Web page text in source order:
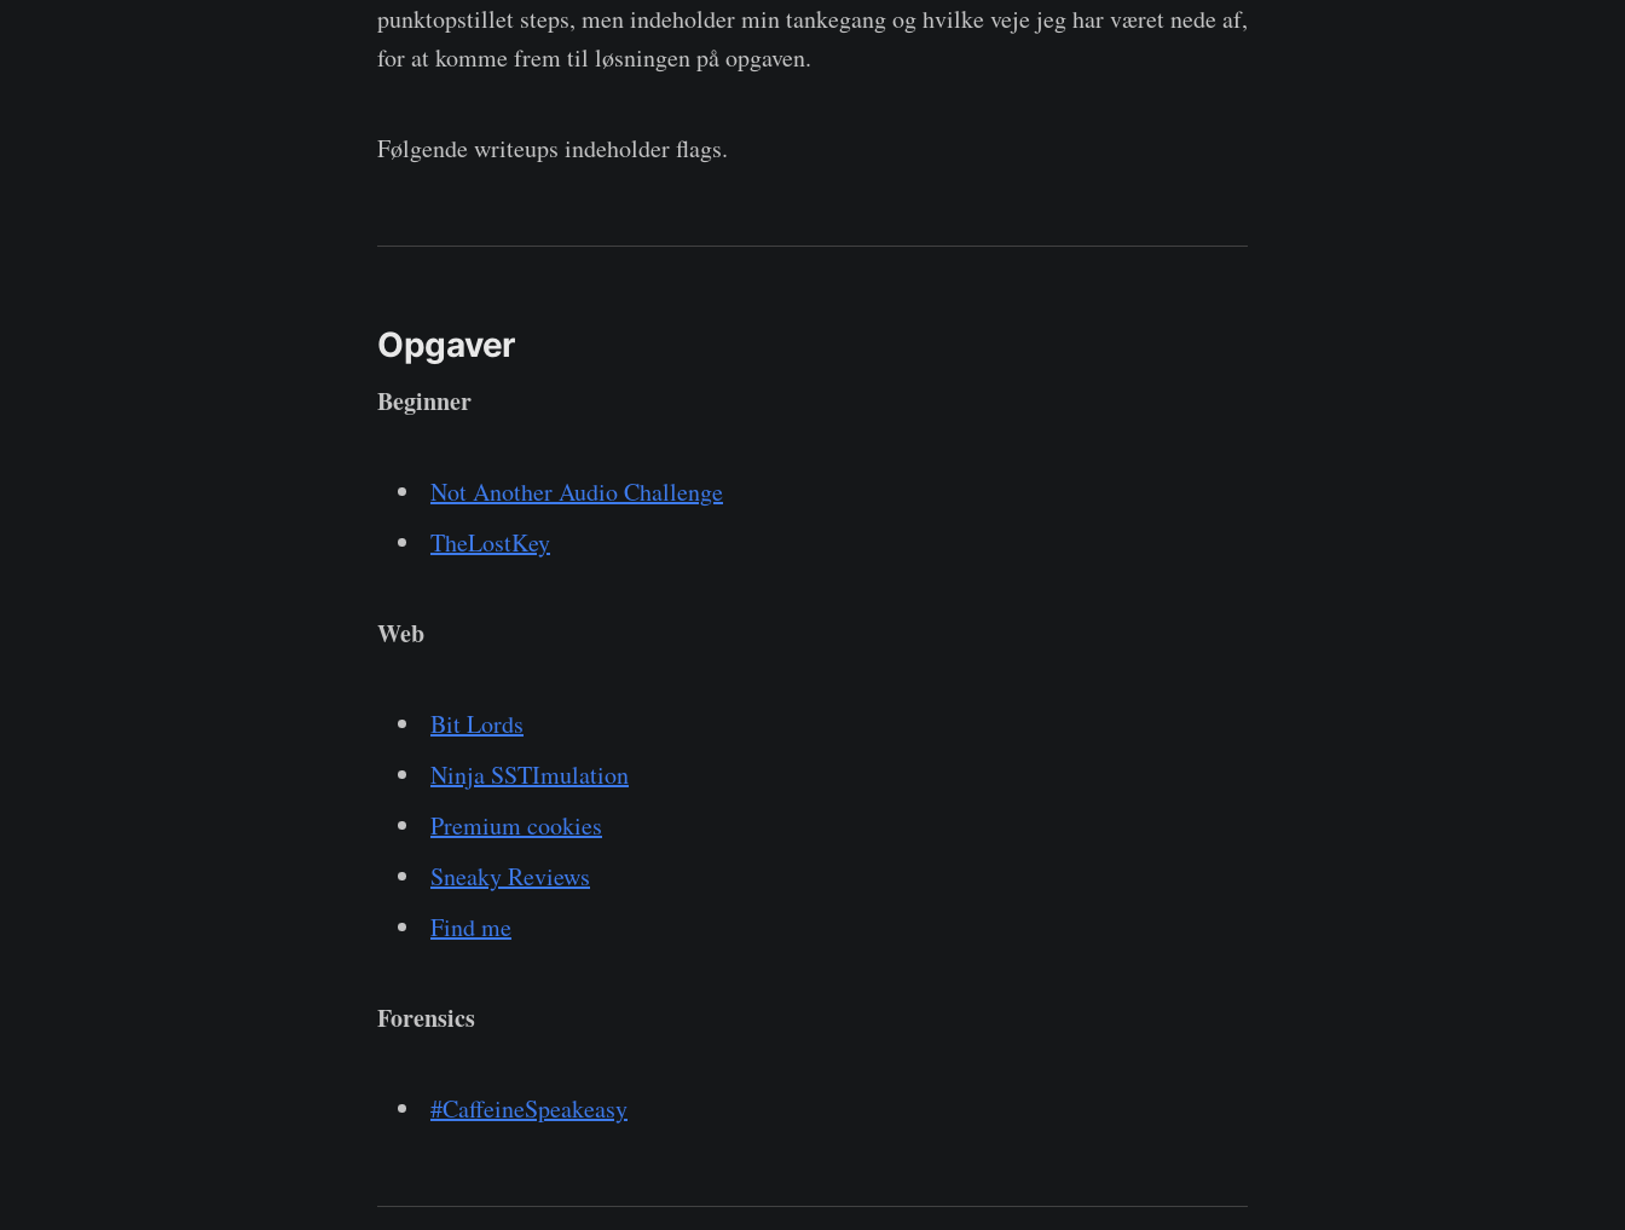
punktopstillet steps, men indeholder min tankegang og hvilke veje jeg har været nede af,
for at komme frem til løsningen på opgaven.
Følgende writeups indeholder flags.
Opgaver
Beginner
Not Another Audio Challenge
TheLostKey
Web
Bit Lords
Ninja SSTImulation
Premium cookies
Sneaky Reviews
Find me
Forensics
#CaffeineSpeakeasy